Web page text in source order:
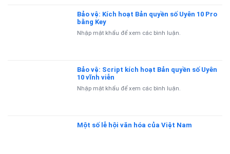
Bảo vệ: Kích hoạt Bản quyền số Uyên 10 Pro
bằng Key
Nhập mật khẩu để xem các bình luận.
Bảo vệ: Script kích hoạt Bản quyền số Uyên
10 vĩnh viễn
Nhập mật khẩu để xem các bình luận.
Một số lễ hội văn hóa của Việt Nam